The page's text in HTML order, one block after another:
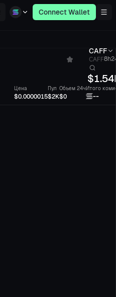
Connect Wallet
CAFF
CAFF
$
Цена
$0.0000015
Пул
$2K
Объем 24ч
$0
Итого
--